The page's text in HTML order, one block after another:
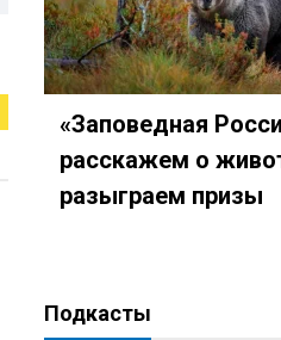
«Заповедная
расскажем о
разыграем призы
Подкасты